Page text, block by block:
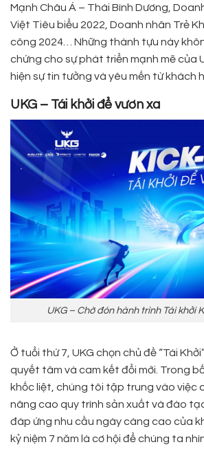
Mạnh Châu Á – Thái Bình Dương,
Việt Tiêu biểu 2022, Doanh nhân Trẻ
công 2024… Những thành tựu này
chứng cho sự phát triển mạnh mẽ của
hiện sự tin tưởng và yêu mến từ khách
UKG – Tái khởi để vươn xa
UKG – Chờ đón hành trình Tái khởi
Ở tuổi thứ 7, UKG chọn chủ đề “Tái
quyết tâm và cam kết đổi mới. Trong
khốc liệt, chúng tôi tập trung vào việc
nâng cao quy trình sản xuất và đào
đáp ứng nhu cầu ngày càng cao của
kỷ niệm 7 năm là cơ hội để chúng ta